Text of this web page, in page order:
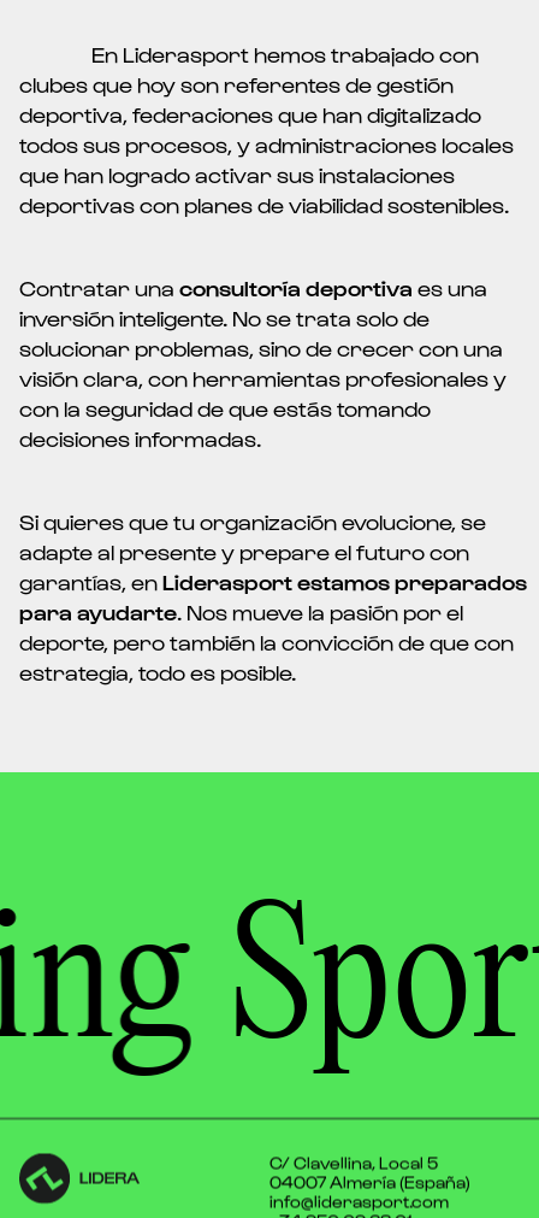
En Liderasport hemos trabajado con
clubes que hoy son referentes de gestión
deportiva, federaciones que han digitalizado
todos sus procesos, y administraciones locales
que han logrado activar sus instalaciones
deportivas con planes de viabilidad sostenibles.
Contratar una consultoría deportiva es una
inversión inteligente. No se trata solo de
solucionar problemas, sino de crecer con una
visión clara, con herramientas profesionales y
con la seguridad de que estás tomando
decisiones informadas.
Si quieres que tu organización evolucione, se
adapte al presente y prepare el futuro con
garantías, enLiderasport estamos preparados
para ayudarte. Nos mueve la pasión por el
deporte, pero también la convicción de que con
estrategia, todo es posible.
C/ Clavellina, Local 5
04007 Almería (España)
info@liderasport.com